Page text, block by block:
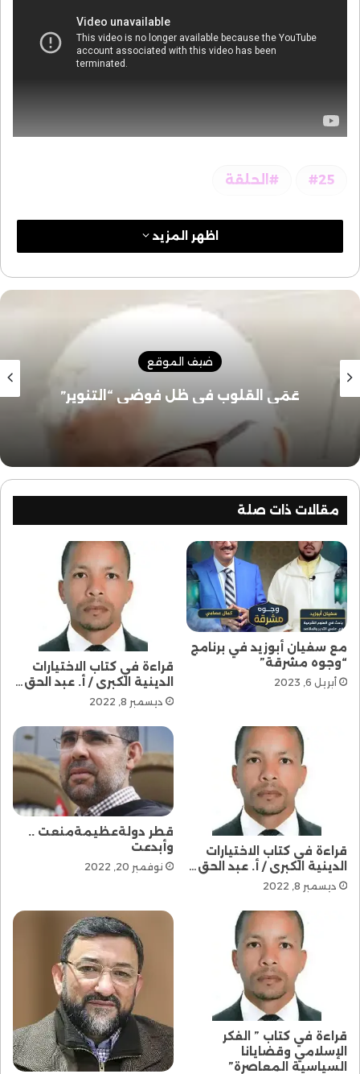
25 الحلقة
اظهر المزيد
ضيف الموقع
عَمَى القلوب في ظل فوضى “التنوير”
مقالات ذات صلة
مع سفيان أبوزيد في برنامج
“وجوه مشرقة”
أبريل 6, 2023
قراءة في كتاب الاختيارات
الدينية الكبرى / أ. عبد الحق…
ديسمبر 8, 2022
قراءة في كتاب الاختيارات
الدينية الكبرى / أ. عبد الحق…
ديسمبر 8, 2022
قطر دولةعظيمةمنعت ..
وأبدعت
نوفمبر 20, 2022
قراءة في كتاب ” الفكر
الإسلامي وقضايانا
السياسية المعاصرة”